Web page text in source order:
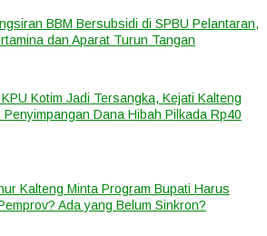
BBM Bersubsidi di SPBU Pelantaran,
dan Aparat Turun Tangan
Kotim Jadi Tersangka, Kejati Kalteng
Dana Hibah Pilkada Rp40
Kalteng Minta Program Bupati Harus
Ada yang Belum Sinkron?